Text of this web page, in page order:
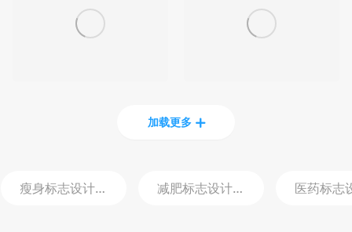
加载更多
瘦身标志设计
logo 减肥标志设计
logo